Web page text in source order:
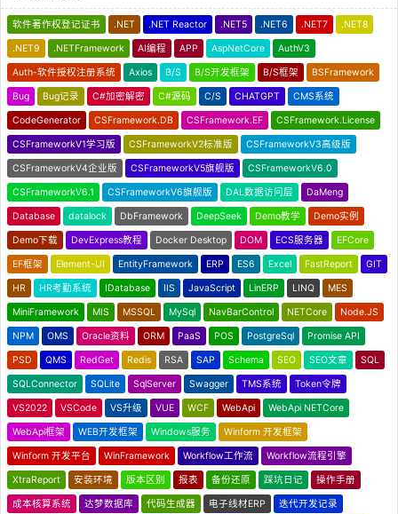
软件著作权登记证书 .NET .NET Reactor .NET5 .NET6 .NET7 .NET8
.NET9 .NETFramework AI编程 APP AspNetCore AuthV3
Auth-软件授权注册系统 Axios B/S B/S开发框架 B/S框架 BSFramework
Bug Bug记录 C#加密解密 C#源码 C/S CHATGPT CMS系统
CodeGenerator CSFramework.DB CSFramework.EF CSFramework.License
CSFrameworkV1学习版 CSFrameworkV2标准版 CSFrameworkV3高级版
CSFrameworkV4企业版 CSFrameworkV5旗舰版 CSFrameworkV6.0
CSFrameworkV6.1 CSFrameworkV6旗舰版 DAL数据访问层 DaMeng
Database datalock DbFramework DeepSeek Demo教学 Demo实例
Demo下载 DevExpress教程 Docker Desktop DOM ECS服务器 EFCore
EF框架 Element-UI EntityFramework ERP ES6 Excel FastReport GIT
HR HR考勤系统 IDatabase IIS JavaScript LinERP LINQ MES
MiniFramework MIS MSSQL MySql NavBarControl NETCore Node.JS
NPM OMS Oracle资料 ORM PaaS POS PostgreSql Promise API
PSD QMS RedGet Redis RSA SAP Schema SEO SEO文章 SQL
SQLConnector SQLite SqlServer Swagger TMS系统 Token令牌
VS2022 VSCode VS升级 VUE WCF WebApi WebApi NETCore
WebApi框架 WEB开发框架 Windows服务 Winform 开发框架
Winform 开发平台 WinFramework Workflow工作流 Workflow流程引擎
XtraReport 安装环境 版本区别 报表 备份还原 踩坑日记 操作手册
成本核算系统 达梦数据库 代码生成器 电子线材ERP 迭代开发记录